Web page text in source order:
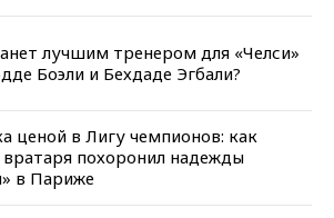
лучшим тренером для «Челси»
Боэли и Бехдаде Эгбали?
ценой в Лигу чемпионов: как
похоронил надежды
в Париже